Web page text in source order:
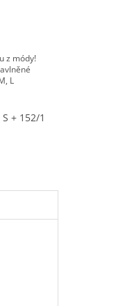
M + 116/122
z módy!
L
S + 152/158